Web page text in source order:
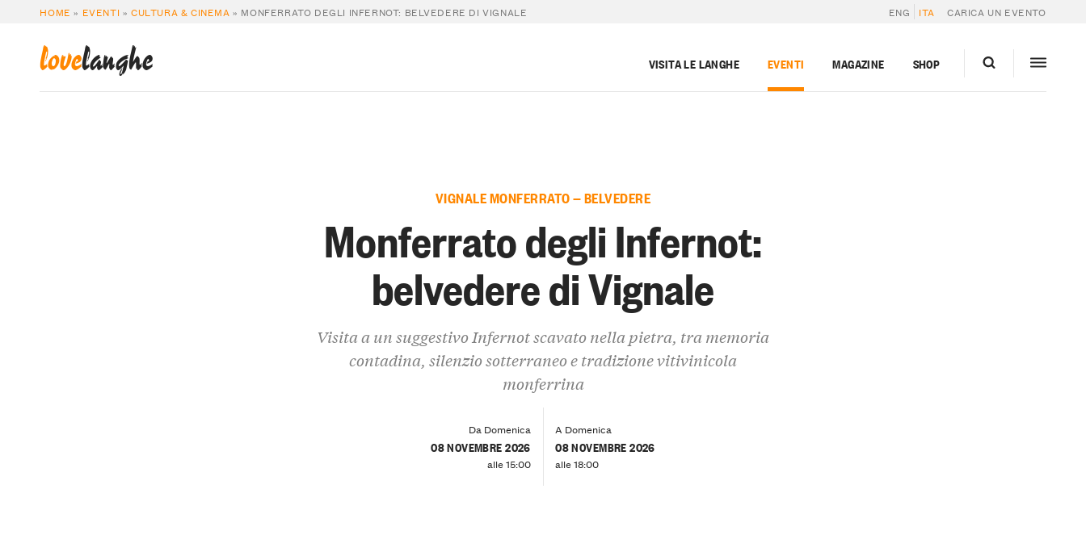
HOME » EVENTI »CULTURA & CINEMA » MONFERRATO DEGLI INFERNOT: BELVEDERE DI VIGNALE ENG ITA CARICA UN EVENTO
lovelanghe VISITA LE LANGHE EVENTI MAGAZINE SHOP
VIGNALE MONFERRATO — BELVEDERE
Monferrato degli Infernot:
belvedere di Vignale
Visita a un suggestivo Infernot scavato nella pietra, tra memoria
contadina, silenzio sotterraneo e tradizione vitivinicola
monferrina
Da Domenica
08 NOVEMBRE 2026
alle 15:00
A Domenica
08 NOVEMBRE 2026
alle 18:00